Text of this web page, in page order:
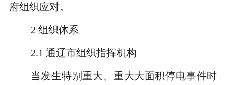
府组织应对。
2 组织体系
2.1 通辽市组织指挥机构
当发生特别重大、重大大面积停电事件时